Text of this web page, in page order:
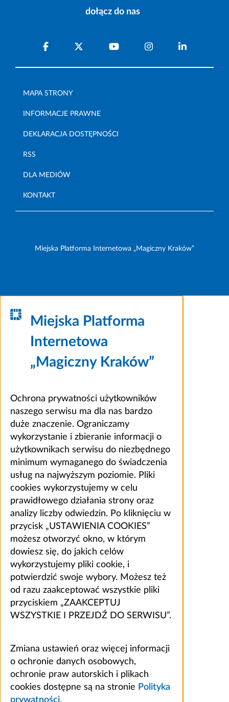
dołącz do nas
MAPA STRONY
INFORMACJE PRAWNE
DEKLARACJA DOSTĘPNOŚCI
RSS
DLA MEDIÓW
KONTAKT
Miejska Platforma Internetowa „Magiczny Kraków”
Miejska Platforma
Internetowa
„Magiczny Kraków”
Ochrona prywatności użytkowników
naszego serwisu ma dla nas bardzo
duże znaczenie. Ograniczamy
wykorzystanie i zbieranie informacji o
użytkownikach serwisu do niezbędnego
minimum wymaganego do świadczenia
usług na najwyższym poziomie. Pliki
cookies wykorzystujemy w celu
prawidłowego działania strony oraz
analizy liczby odwiedzin. Po kliknięciu w
przycisk „USTAWIENIA COOKIES”
możesz otworzyć okno, w którym
dowiesz się, do jakich celów
wykorzystujemy pliki cookie, i
potwierdzić swoje wybory. Możesz też
od razu zaakceptować wszystkie pliki
przyciskiem „ZAAKCEPTUJ
WSZYSTKIE I PRZEJDŹ DO SERWISU”.
Zmiana ustawień oraz więcej informacji
o ochronie danych osobowych,
ochronie praw autorskich i plikach
cookies dostępne są na stronie Polityka
prywatności.